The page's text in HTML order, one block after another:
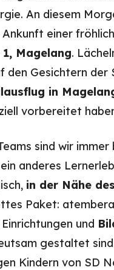
An diesem
einer
Magelang.
Gesichtern der
in
vorbereitet
sind wir
anderes
in der Nähe
Paket:
und
gestaltet
Kindern von SD